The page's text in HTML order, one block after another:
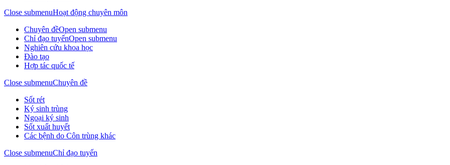
Close submenuHoạt động chuyên môn
Chuyên đềOpen submenu
Chỉ đạo tuyếnOpen submenu
Nghiên cứu khoa học
Đào tạo
Hợp tác quốc tế
Close submenuChuyên đề
Sốt rét
Ký sinh trùng
Ngoại ký sinh
Sốt xuất huyết
Các bệnh do Côn trùng khác
Close submenuChỉ đạo tuyến